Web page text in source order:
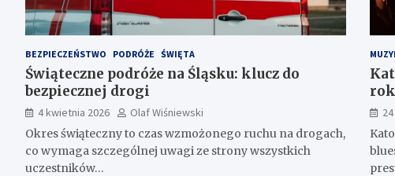
BEZPIECZEŃSTWO PODRÓŻE ŚWIĘTA
Świąteczne podróże na Śląsku: klucz do
bezpiecznej drogi
4 kwietnia 2026
Olaf Wiśniewski
Okres świąteczny to czas wzmożonego ruchu na drogach,
co wymaga szczególnej uwagi ze strony wszystkich
uczestników…